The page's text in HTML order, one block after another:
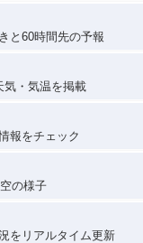
と60時間先の予報
気・気温を掲載
報をチェック
の様子
をリアルタイム更新